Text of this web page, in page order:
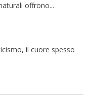
offrono...
il cuore spesso